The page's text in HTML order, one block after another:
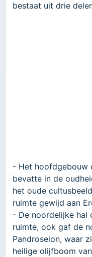
bestaat uit drie
- Het hoofdgebouw
bevatte in de
het oude
ruimte gewijd aan
- De noordelijke hal
ruimte, ook gaf de
Pandroseion, waar
heilige olijfboom